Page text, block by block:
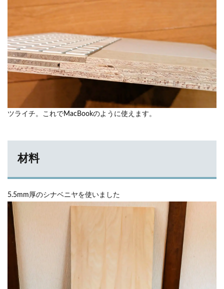
ツライチ。これでMacBookのように使えます。
材料
5.5mm厚のシナベニヤを使いました